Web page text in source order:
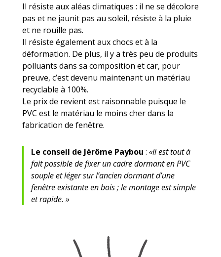
Il résiste aux aléas climatiques : il ne se décolore
pas et ne jaunit pas au soleil, résiste à la pluie
et ne rouille pas.
Il résiste également aux chocs et à la
déformation. De plus, il y a très peu de produits
polluants dans sa composition et car, pour
preuve, c’est devenu maintenant un matériau
recyclable à 100%.
Le prix de revient est raisonnable puisque le
PVC est le matériau le moins cher dans la
fabrication de fenêtre.
Le conseil de Jérôme Paybou : «Il est tout à
fait possible de fixer un cadre dormant en PVC
souple et léger sur l’ancien dormant d’une
fenêtre existante en bois ; le montage est simple
et rapide. »